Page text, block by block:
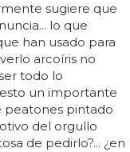
sugiere que
lo que
han usado para
arcoíris no
todo lo
un importante
peatones pintado
del orgullo
de pedirlo?... ¿en